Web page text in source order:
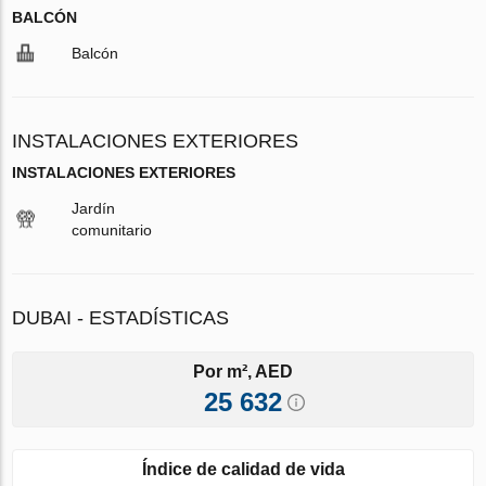
BALCÓN
Balcón
INSTALACIONES EXTERIORES
INSTALACIONES EXTERIORES
Jardín
comunitario
DUBAI - ESTADÍSTICAS
Por m², AED
25 632
Índice de calidad de vida